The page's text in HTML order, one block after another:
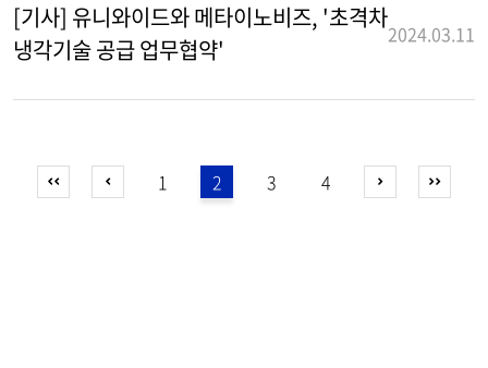
[기사] 유니와이드와 메타이노비즈, '초격차
냉각기술 공급 업무협약'
2024.03.11
1 2 3 4